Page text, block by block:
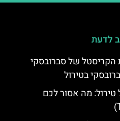
לדעת
הקריסטל של סברובסקי
בטירול
מה אסור לכם